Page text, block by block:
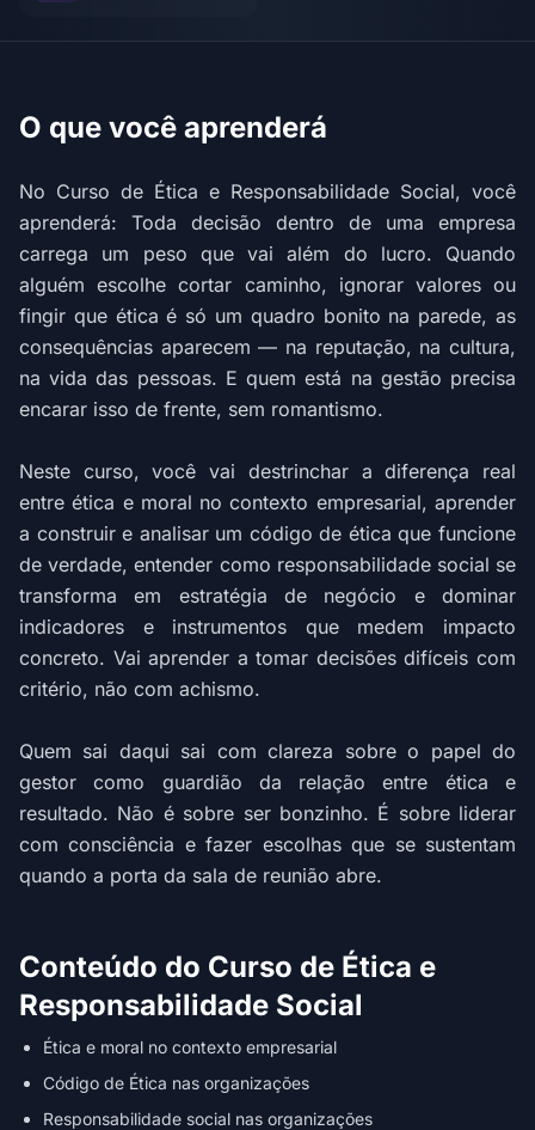
O que você aprenderá
No Curso de Ética e Responsabilidade Social, você
aprenderá: Toda decisão dentro de uma empresa
carrega um peso que vai além do lucro. Quando
alguém escolhe cortar caminho, ignorar valores ou
fingir que ética é só um quadro bonito na parede, as
consequências aparecem — na reputação, na cultura,
na vida das pessoas. E quem está na gestão precisa
encarar isso de frente, sem romantismo.
Neste curso, você vai destrinchar a diferença real
entre ética e moral no contexto empresarial, aprender
a construir e analisar um código de ética que funcione
de verdade, entender como responsabilidade social se
transforma em estratégia de negócio e dominar
indicadores e instrumentos que medem impacto
concreto. Vai aprender a tomar decisões difíceis com
critério, não com achismo.
Quem sai daqui sai com clareza sobre o papel do
gestor como guardião da relação entre ética e
resultado. Não é sobre ser bonzinho. É sobre liderar
com consciência e fazer escolhas que se sustentam
quando a porta da sala de reunião abre.
Conteúdo do Curso de Ética e
Responsabilidade Social
Ética e moral no contexto empresarial
Código de Ética nas organizações
Responsabilidade social nas organizações